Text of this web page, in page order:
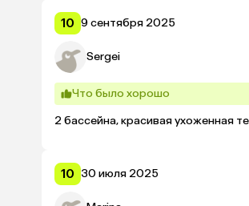
10 9 сентября 2025
Sergei
Что было хорошо
2 бассейна, красивая ухоженная
10 30 июля 2025